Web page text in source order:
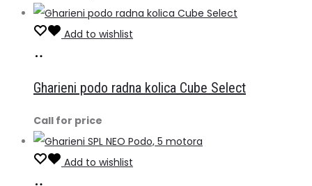
Add to wishlist
Gharieni podo radna kolica Cube Select
Call for price
Add to wishlist